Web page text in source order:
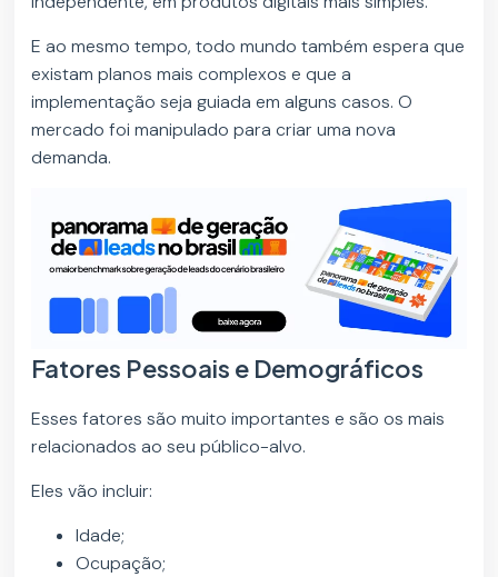
E ao mesmo tempo, todo mundo também espera que
existam planos mais complexos e que a
implementação seja guiada em alguns casos. O
mercado foi manipulado para criar uma nova
demanda.
Fatores Pessoais e Demográficos
Esses fatores são muito importantes e são os mais
relacionados ao seu público-alvo.
Eles vão incluir:
Idade;
Ocupação;